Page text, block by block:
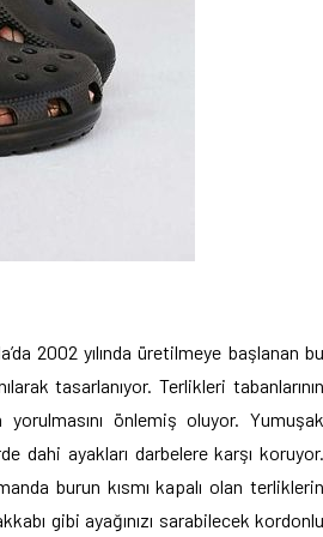
2002 yılında üretilmeye başlanan bu
tasarlanıyor. Terlikleri tabanlarının
önlemiş oluyor. Yumuşak
dahi ayakları darbelere karşı koruyor.
burun kısmı kapalı olan terliklerin
gibi ayağınızı sarabilecek kordonlu